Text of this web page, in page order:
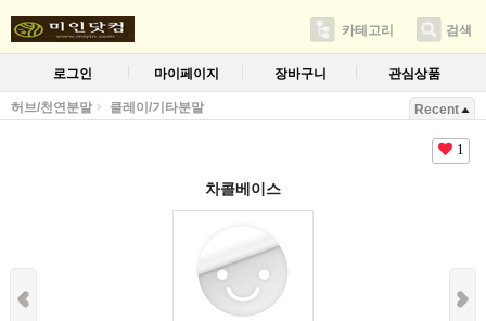
카테고리 검색
로그인 마이페이지 장바구니 관심상품
허브/천연분말 클레이/기타분말 Recent
1
차콜베이스